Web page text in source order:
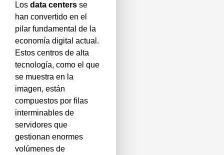
Los data centers se
han convertido en el
pilar fundamental de la
economía digital actual.
Estos centros de alta
tecnología, como el que
se muestra en la
imagen, están
compuestos por filas
interminables de
servidores que
gestionan enormes
volúmenes de